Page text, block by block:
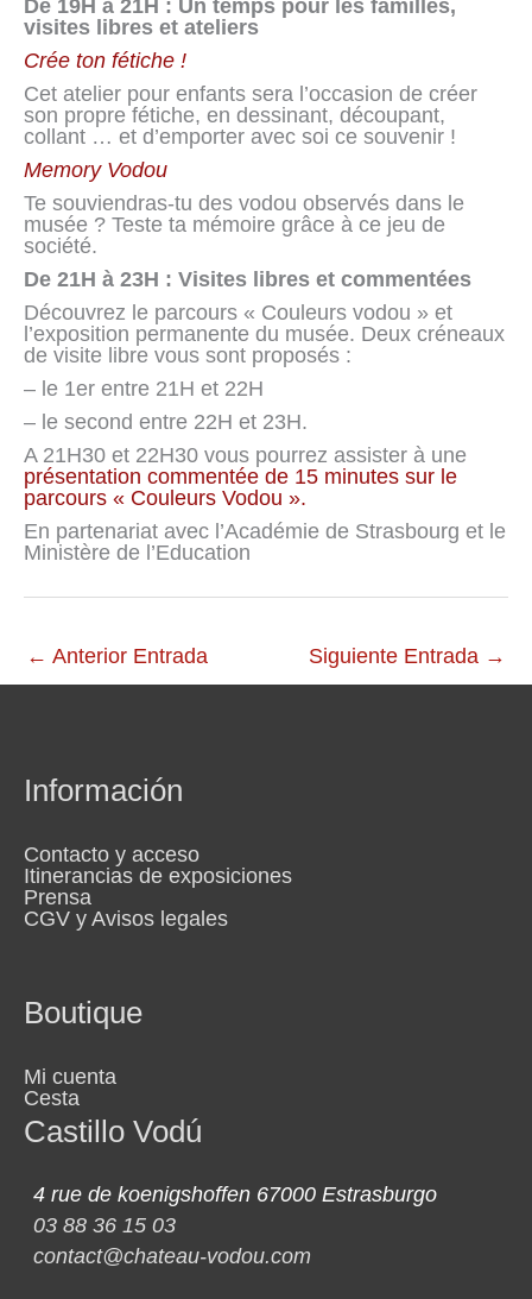
De 19H à 21H : Un temps pour les familles,
visites libres et ateliers
Crée ton fétiche !
Cet atelier pour enfants sera l’occasion de créer
son propre fétiche, en dessinant, découpant,
collant … et d’emporter avec soi ce souvenir !
Memory Vodou
Te souviendras-tu des vodou observés dans le
musée ? Teste ta mémoire grâce à ce jeu de
société.
De 21H à 23H : Visites libres et commentées
Découvrez le parcours « Couleurs vodou » et
l’exposition permanente du musée. Deux créneaux
de visite libre vous sont proposés :
– le 1er entre 21H et 22H
– le second entre 22H et 23H.
A 21H30 et 22H30 vous pourrez assister à une
présentation commentée de 15 minutes sur le
parcours « Couleurs Vodou ».
En partenariat avec l’Académie de Strasbourg et le
Ministère de l’Education
← Anterior Entrada Siguiente Entrada →
Información
Contacto y acceso
Itinerancias de exposiciones
Prensa
CGV y Avisos legales
Boutique
Mi cuenta
Cesta
Castillo Vodú
4 rue de koenigshoffen 67000 Estrasburgo
03 88 36 15 03
contact@chateau-vodou.com